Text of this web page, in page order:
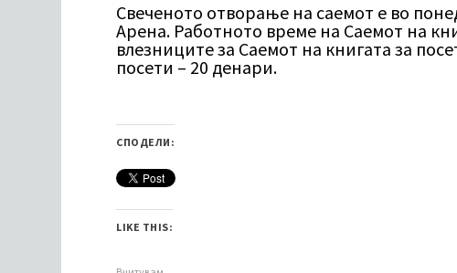
Свеченото отворање на саемот е во
Арена. Работното време на Саемот на
влезниците за Саемот на книгата за
посети – 20 денари.
СПОДЕЛИ:
LIKE THIS: